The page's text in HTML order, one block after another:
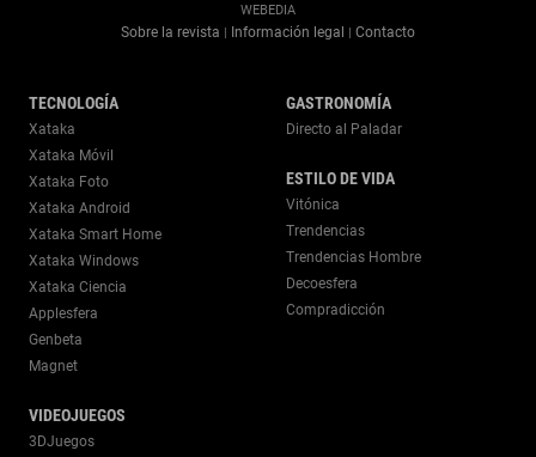
WEBEDIA
Sobre la revista | Información legal | Contacto
TECNOLOGÍA
Xataka
Xataka Móvil
Xataka Foto
Xataka Android
Xataka Smart Home
Xataka Windows
Xataka Ciencia
Applesfera
Genbeta
Magnet
VIDEOJUEGOS
3DJuegos
GASTRONOMÍA
Directo al Paladar
ESTILO DE VIDA
Vitónica
Trendencias
Trendencias Hombre
Decoesfera
Compradicción